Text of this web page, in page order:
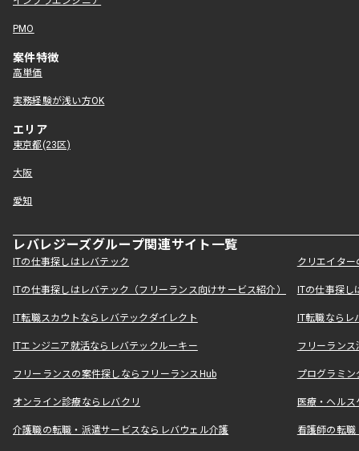
PMO
案件特徴
高単価
実務経験が浅い方OK
エリア
東京都(23区)
大阪
愛知
レバレジーズグループ関連サイト一覧
ITの仕事探しはレバテック クリエイタ
ITの仕事探しはレバテック（フリーランス向けサービス紹介） ITの仕事探
IT転職スカウトならレバテックダイレクト IT転職なら
ITエンジニア就活ならレバテックルーキー フリーラン
フリーランスの案件探しならフリーランスHub プログラミ
オンライン診療ならレバクリ 医療・ヘル
介護職の転職・派遣サービスならレバウェル介護 看護師の転